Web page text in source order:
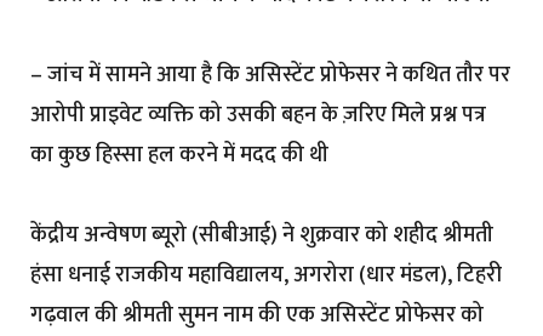
– जांच में सामने आया है कि असिस्टेंट प्रोफेसर ने कथित तौर पर
आरोपी प्राइवेट व्यक्ति को उसकी बहन के ज़रिए मिले प्रश्न पत्र
का कुछ हिस्सा हल करने में मदद की थी
केंद्रीय अन्वेषण ब्यूरो (सीबीआई) ने शुक्रवार को शहीद श्रीमती
हंसा धनाई राजकीय महाविद्यालय, अगरोरा (धार मंडल), टिहरी
गढ़वाल की श्रीमती सुमन नाम की एक असिस्टेंट प्रोफेसर को